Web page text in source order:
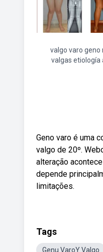
valgo varo geno
valgas etiología
Geno varo é uma
valgo de 20º.
alteração
depende
limitações.
Tags
Genu VaroY Valgo